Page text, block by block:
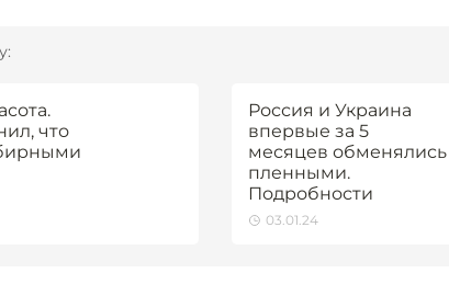
что
Россия и Украина
впервые за 5
месяцев обменялись
пленными.
Подробности
03.01.24